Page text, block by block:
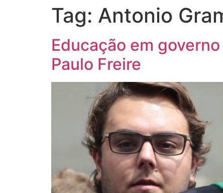
Tag: Antonio
Educação em
Paulo Freire